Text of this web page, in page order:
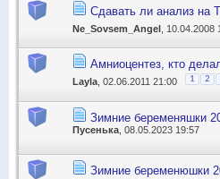
Сдавать ли анализ на
Ne_Sovsem_Angel , 10.04.2008
Амниоцентез, кто
Layla , 02.06.2011 21:00 1 2
Зимние беременяшки
Пусенька , 08.05.2023 19:57
Зимние беременюшки